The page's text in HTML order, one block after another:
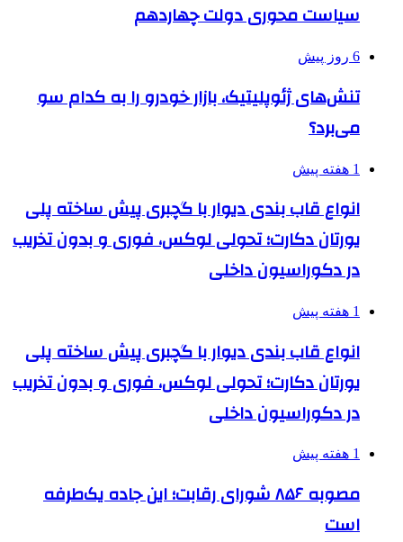
سیاست محوری دولت چهاردهم
6 روز پیش
تنش‌های ژئوپلیتیک، بازار خودرو را به کدام سو
می‌برد؟
1 هفته پیش
انواع قاب بندی دیوار با گچبری پیش ساخته پلی
یورتان دکارت؛ تحولی لوکس، فوری و بدون تخریب
در دکوراسیون داخلی
1 هفته پیش
انواع قاب بندی دیوار با گچبری پیش ساخته پلی
یورتان دکارت؛ تحولی لوکس، فوری و بدون تخریب
در دکوراسیون داخلی
1 هفته پیش
مصوبه ۸۵۶ شورای رقابت؛ این جاده یک‌طرفه
است